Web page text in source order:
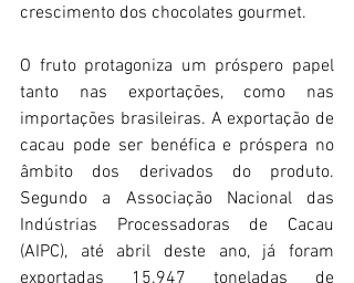
crescimento dos chocolates gourmet.
O fruto protagoniza um próspero papel
tanto nas exportações, como nas
importações brasileiras. A exportação de
cacau pode ser benéfica e próspera no
âmbito dos derivados do produto.
Segundo a Associação Nacional das
Indústrias Processadoras de Cacau
(AIPC), até abril deste ano, já foram